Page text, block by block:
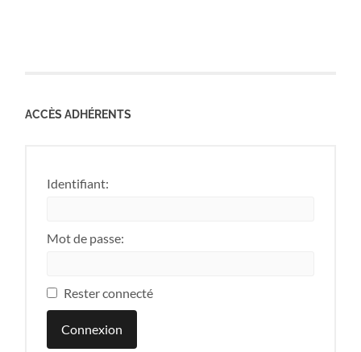
ACCÈS ADHÉRENTS
Identifiant:
Mot de passe:
Rester connecté
Connexion